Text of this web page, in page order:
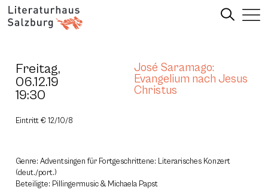
Freitag,
06.12.19
19:30
José Saramago:
Evangelium nach Jesus
Christus
Eintritt € 12/10/8
Genre: Adventsingen für Fortgeschrittene: Literarisches Konzert
(deut./port.)
Beteiligte: Pillingermusic & Michaela Papst